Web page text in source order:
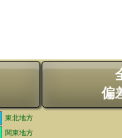
偏
東北地方
関東地方